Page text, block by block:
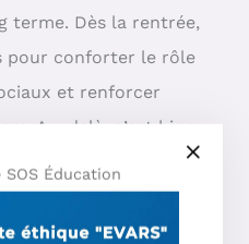
terme. Dès la rentrée,
pour conforter le rôle
et renforcer
Au-delà, c’est bien
éducative qui doit
serein,
des élèves et de
Éducation